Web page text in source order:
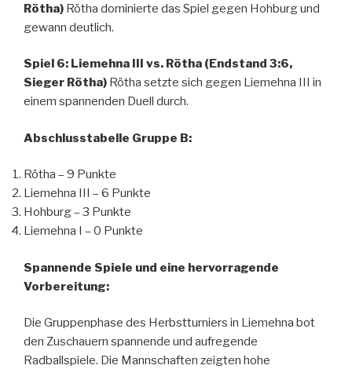
Rötha) Rötha dominierte das Spiel gegen Hohburg und
gewann deutlich.
Spiel 6: Liemehna III vs. Rötha (Endstand 3:6,
Sieger Rötha) Rötha setzte sich gegen Liemehna III in
einem spannenden Duell durch.
Abschlusstabelle Gruppe B:
Rötha – 9 Punkte
Liemehna III – 6 Punkte
Hohburg – 3 Punkte
Liemehna I – 0 Punkte
Spannende Spiele und eine hervorragende
Vorbereitung:
Die Gruppenphase des Herbstturniers in Liemehna bot
den Zuschauern spannende und aufregende
Radballspiele. Die Mannschaften zeigten hohe